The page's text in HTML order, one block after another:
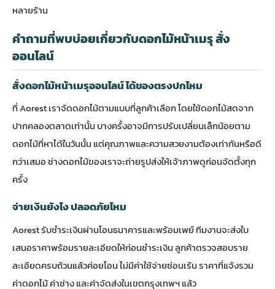
หลายร้าน
คำถามที่พบบ่อยเกี่ยวกับดอกไม้หน้าเมรุ สั่ง
ออนไลน์
สั่งดอกไม้หน้าเมรุออนไลน์ ได้ของตรงปกไหม
ที่ Aorest เราจัดดอกไม้ตามแบบที่ลูกค้าเลือก โดยใช้ดอกไม้สดจาก
ปากคลองตลาดเท่านั้น บางครั้งอาจมีการปรับเปลี่ยนเล็กน้อยตาม
ดอกไม้ที่หาได้ในวันนั้น แต่คุณภาพและความสวยงามต้องเท่ากันหรือดี
กว่าเสมอ ช่างดอกไม้ของเราจะถ่ายรูปส่งให้เจ้าภาพดูก่อนจัดตั้งทุก
ครั้ง
จ่ายเงินยังไง ปลอดภัยไหม
Aorest รับชำระเงินผ่านโอนธนาคารและพร้อมเพย์ ทีมงานจะส่งใบ
เสนอราคาพร้อมรายละเอียดให้ก่อนชำระเงิน ลูกค้าตรวจสอบราย
ละเอียดครบถ้วนแล้วค่อยโอน ไม่มีค่าใช้จ่ายซ่อนเร้น ราคาที่แจ้งรวม
ค่าดอกไม้ ค่าช่าง และค่าจัดส่งในเขตกรุงเทพฯ แล้ว